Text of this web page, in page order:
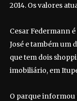
2014. Os valores
Cesar Federmann
José e também um
que tem dois
imobiliário, em
O parque informou